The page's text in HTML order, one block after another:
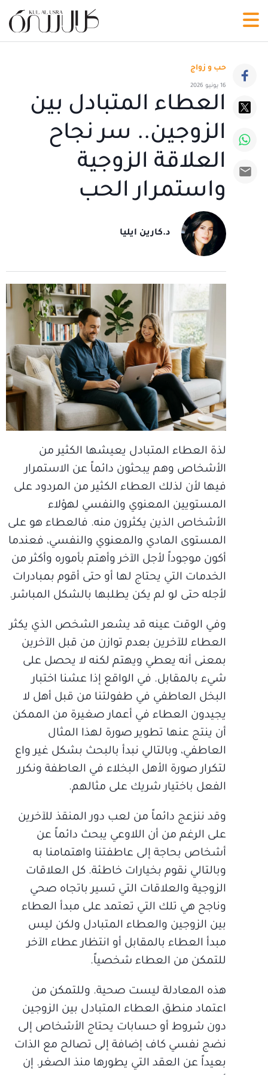
حب و زواج
16 يونيو 2026
العطاء المتبادل بين
الزوجين.. سر نجاح
العلاقة الزوجية
واستمرار الحب
د.كارين ايليا
لذة العطاء المتبادل يعيشها الكثير من
الأشخاص وهم يبحثون دائماً عن الاستمرار
فيها لأن لذلك العطاء الكثير من المردود على
المستويين المعنوي والنفسي لهؤلاء
الأشخاص الذين يكثرون منه. فالعطاء هو على
المستوى المادي والمعنوي والنفسي، فعندما
أكون موجوداً لأجل الآخر وأهتم بأموره وأكثر من
الخدمات التي يحتاج لها أو حتى أقوم بمبادرات
لأجله حتى لو لم يكن يطلبها بالشكل المباشر.
وفي الوقت عينه قد يشعر الشخص الذي يكثر
العطاء للآخرين بعدم توازن من قبل الآخرين
بمعنى أنه يعطي ويهتم لكنه لا يحصل على
شيء بالمقابل. في الواقع إذا عشنا اختبار
البخل العاطفي في طفولتنا من قبل أهل لا
يجيدون العطاء في أعمار صغيرة من الممكن
أن ينتج عنها تطوير صورة لهذا المثال
العاطفي، وبالتالي نبدأ بالبحث بشكل غير واع
لتكرار صورة الأهل البخلاء في العاطفة ونكرر
الفعل باختيار شريك على مثالهم.
وقد ننزعج دائماً من لعب دور المنقذ للآخرين
على الرغم من أن اللاوعي يبحث دائماً عن
أشخاص بحاجة إلى عاطفتنا واهتمامنا به
وبالتالي نقوم بخيارات خاطئة. كل العلاقات
الزوجية والعلاقات التي تسير باتجاه صحي
وناجح هي تلك التي تعتمد على مبدأ العطاء
بين الزوجين والعطاء المتبادل ولكن ليس
مبدأ العطاء بالمقابل أو انتظار عطاء الآخر
للتمكن من العطاء شخصياً.
هذه المعادلة ليست صحية. وللتمكن من
اعتماد منطق العطاء المتبادل بين الزوجين
دون شروط أو حسابات يحتاج الأشخاص إلى
نضج نفسي كاف إضافة إلى تصالح مع الذات
بعيداً عن العقد التي يطورها منذ الصغر. إن